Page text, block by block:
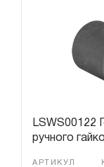
LSWS00122
ручного
АРТИКУЛ